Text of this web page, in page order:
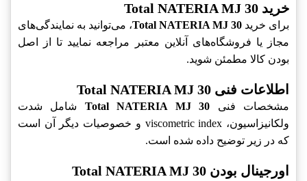
خرید Total NATERIA MJ 30
برای خرید Total NATERIA MJ 30، می‌توانید به نمایندگی‌های
مجاز یا فروشگاه‌های آنلاین معتبر مراجعه نمایید تا از اصل
بودن کالا مطمئن شوید.
اطلاعات فنی Total NATERIA MJ 30
مشخصات فنی Total NATERIA MJ 30 شامل شدت
ولکانیزاسیون، viscometric index و خصوصیات دیگر آن است
که در زیر توضیح داده شده است.
اورجینال بودن Total NATERIA MJ 30